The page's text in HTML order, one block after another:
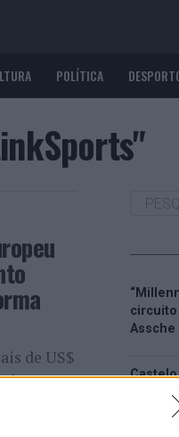
POLÍTICA
de US$
circuito
Assche
Artes